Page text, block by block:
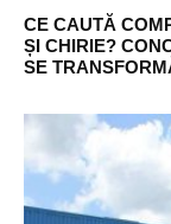
CE CAUTĂ
ȘI CHIRIE?
SE